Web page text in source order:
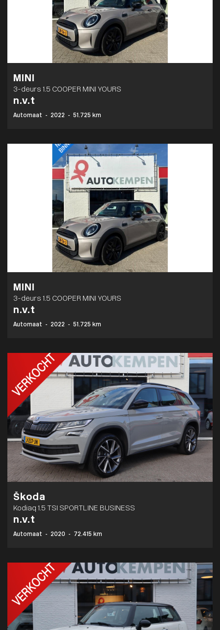
MINI
3-deurs 1.5 COOPER MINI YOURS
n.v.t
Automaat - 2022 - 51.725 km
MINI
3-deurs 1.5 COOPER MINI YOURS
n.v.t
Automaat - 2022 - 51.725 km
Škoda
Kodiaq 1.5 TSI SPORTLINE BUSINESS
n.v.t
Automaat - 2020 - 72.415 km